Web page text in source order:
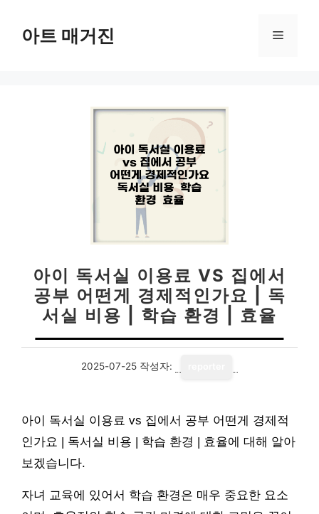
아트 매거진 메
아이 독서실 이용료 VS 집에서
공부 어떤게 경제적인가요 | 독
서실 비용 | 학습 환경 | 효율
2025-07-25 작성자:
아이 독서실 이용료 vs 집에서 공부 어떤게 경제적
인가요 | 독서실 비용 | 학습 환경 | 효율에 대해 알아
보겠습니다.
자녀 교육에 있어서 학습 환경은 매우 중요한 요소